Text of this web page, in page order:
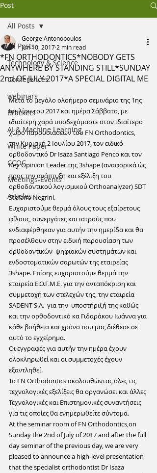
Post
All Posts
Technology & Science
Conferences
webinars
Brackets
ΑΙ & Machine Learning
White Paper
CCOC
Meetings-Events
Articles
All Posts
*FN ORTHODONTICS*NOBODY GETS
ANYWHERE BY STANDING STILL*SUNDAY
2nd OF JULY 2017*A SPECIAL DIGITAL ME
George Antonopoulos
Jun 10, 2017 2 min read
Μετά το μεγάλο ολοήμερο σεμινάριο της 1ης
Ιουλίου του 2017 και ημέρα Σάββατο, με
ιδιαίτερη χαρά υποδεχόμαστε στον ιδιαίτερο
χώρο παρουσιάσεων του FN Orthodontics,
την Κυριακή 2 Ιουλίου 2017, τον ειδικό
ορθοδοντικό Dr Isaza Santiago Penco και τον
Key Opinion Leader της 3shape (αναφορικά ώς
προς την ανάπτυξη και εξέλιξη του
ορθοδοντικού λογισμικού Orthoanalyzer) SDT
Stefano Negrini.
Ευχαριστούμε θερμά όλους τους εξαίρετους
φίλους, συνεργάτες και ιατρούς που
ενδιαφέρθηκαν για αυτήν την ημερίδα και θα
προσέλθουν στην ειδική παρουσίαση των
ορθοδοντικών  ψηφιακών συστημάτων και
ενδοστοματικών σαρωτών της εταιρείας
3shape. Επίσης ευχαριστούμε θερμά την
εταιρεία Ε.Ο.Γ.Μ.Ε. για την ανταπόκριση και
συμμετοχή των στελεχών της, την εταιρεία
SADENT S.A.  για την  υποστήριξή της καθώς
και την ορθοδοντικό κα Γιδαράκου Ιωάννα για
κάθε βοήθεια και χρόνο που μας διέθεσε σε
αυτό το εγχείρημα.
Οι εγγραφές για αυτήν την ημέρα έχουν
ολοκληρωθεί και οι συμμετοχές έχουν
εξαντληθεί.
Το FN Orthodontics ακολουθώντας όλες τις
τεχνολογικές εξελίξεις θα οργανώσει και άλλες
Τεχνολογικές και Επιστημονικές συναντήσεις
για τις οποίες θα ενημερωθείτε σύντομα.
At the seminar room of ​​FN Orthodontics,on
Sunday the 2nd of July of 2017 and after the full
day seminar of the previous day, we are very
pleased to announce a high-level presentation
that the specialist orthodontist Dr Isaza